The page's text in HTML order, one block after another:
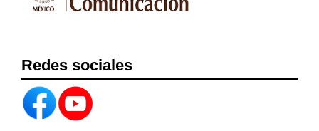
really need to be so tedious in challenging times? Marketing &
Vorhaus, M. (2020). COVID-19 represents the biggest challenge to
media advertising expenditures ever.
https://www.forbes.com/sites/mikevorhaus/2020/04/27/covid-
19-represents-the-biggest-challenge-to-media-advertising-
Redes sociales